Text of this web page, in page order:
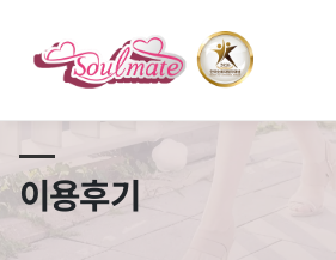
이용후기
쏠메이트×토모토모 프로모션 영상 full버전 보